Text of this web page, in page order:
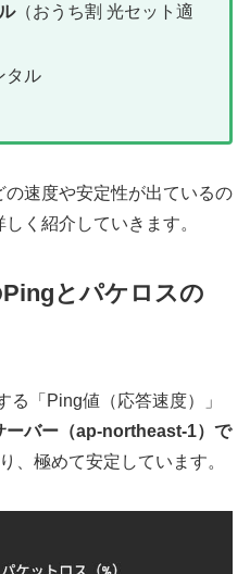
（おうち割 光セット適
タル
速度や安定性が出ているの
く紹介していきます。
とパケロスの
「Ping値（応答速度）」
ーバー（ap-northeast-1）で
、極めて安定しています。